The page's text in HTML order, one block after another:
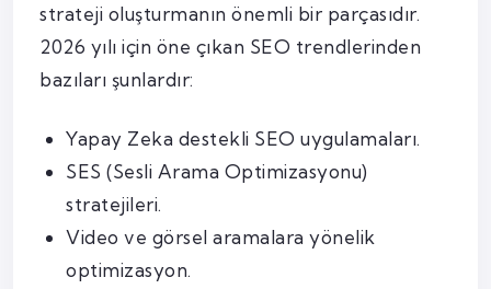
strateji oluşturmanın önemli bir parçasıdır.
2026 yılı için öne çıkan SEO trendlerinden
bazıları şunlardır:
Yapay Zeka destekli SEO uygulamaları.
SES (Sesli Arama Optimizasyonu)
stratejileri.
Video ve görsel aramalara yönelik
optimizasyon.